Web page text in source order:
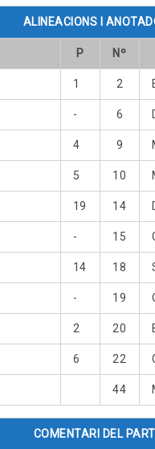
ALINEACIONS I
P Nº
1 2
- 6
4 9
5 10
19 14
- 15
14 18
- 19
2 20
6 22
44
COMENTARI DEL